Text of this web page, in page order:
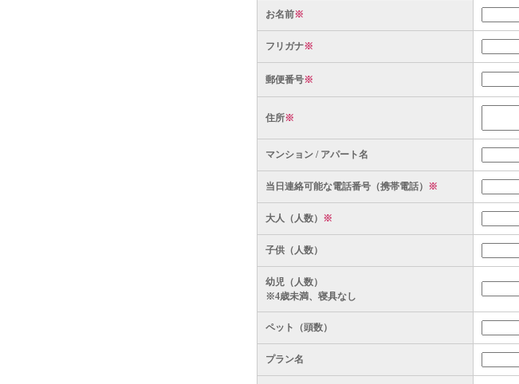
お名前※
フリガナ※
郵便番号※
住所※
マンション / アパート名
当日連絡可能な電話番号（携帯電話） ※
大人（人数） ※
子供（人数）
幼児（人数）
※4歳未満、寝具なし
ペット（頭数）
プラン名